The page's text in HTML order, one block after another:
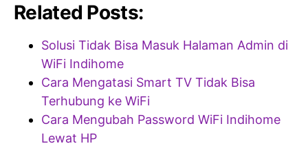
Related Posts:
Solusi Tidak Bisa Masuk Halaman Admin di
WiFi Indihome
Cara Mengatasi Smart TV Tidak Bisa
Terhubung ke WiFi
Cara Mengubah Password WiFi Indihome
Lewat HP